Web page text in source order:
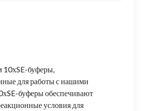
буферы,
для работы с нашими
буферы обеспечивают
условия для